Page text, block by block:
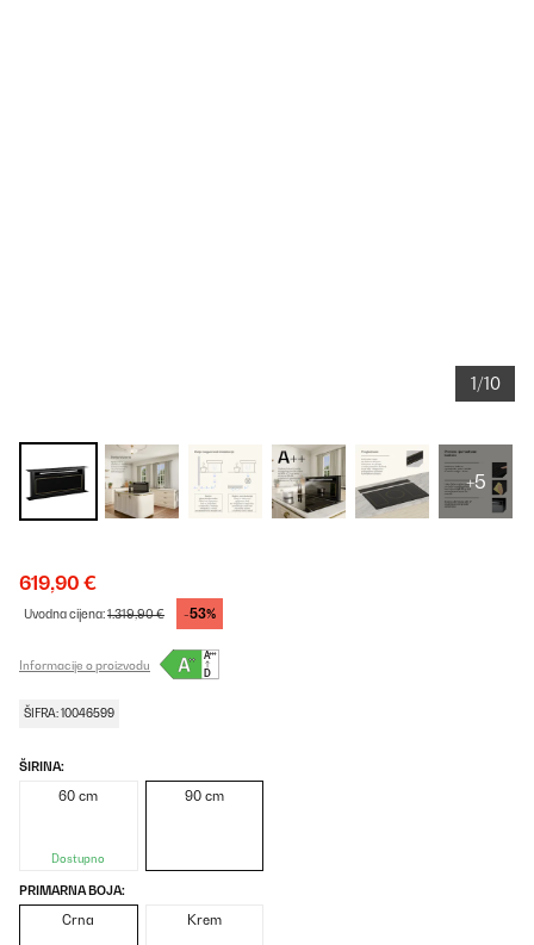
1/10
+5
619,90 €
Uvodna cijena:1.319,90 € -53%
Informacije o proizvodu
ŠIFRA: 10046599
ŠIRINA:
60 cm
Dostupno
90 cm
PRIMARNA BOJA:
Crna Krem